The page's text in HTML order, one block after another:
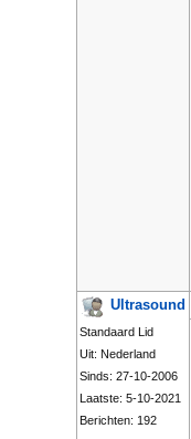
Ultrasound
Standaard Lid
Uit: Nederland
Sinds: 27-10-2006
Laatste: 5-10-2021
Berichten: 192